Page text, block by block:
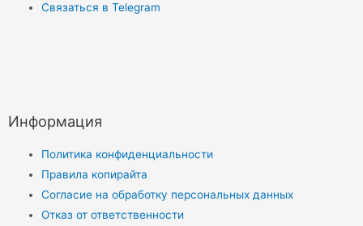
Связаться в Telegram
Информация
Политика конфиденциальности
Правила копирайта
Согласие на обработку персональных данных
Отказ от ответственности